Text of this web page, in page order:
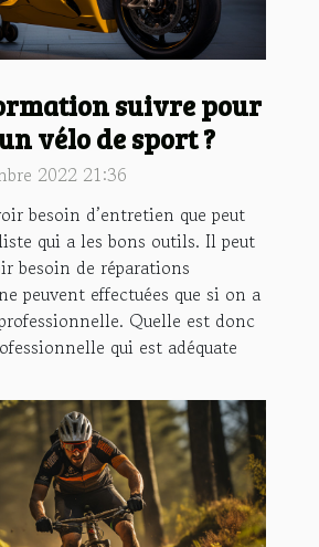
suivre pour
vélo de sport ?
2022 21:36
besoin d’entretien que peut
qui a les bons outils. Il peut
besoin de réparations
peuvent effectuées que si on a
Quelle est donc
qui est adéquate